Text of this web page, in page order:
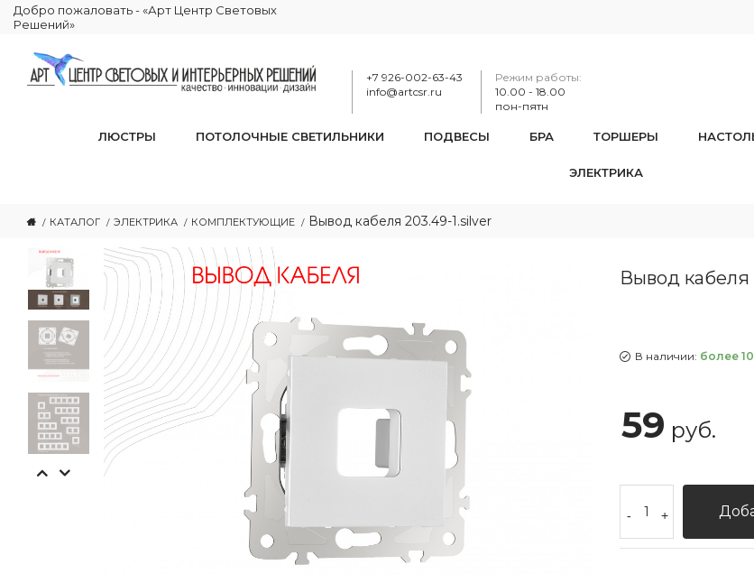
Добро пожаловать - «Арт Центр Световых
Решений»
+7 926-002-63-43
info@artcsr.ru
Режим работы:
10.00 - 18.00
пон-пятн
ЛЮСТРЫ ПОТОЛОЧНЫЕ СВЕТИЛЬНИКИ ПОДВЕСЫ БРА ТОРШЕРЫ
ЭЛЕКТРИКА
КАТАЛОГ ЭЛЕКТРИКА КОМПЛЕКТУЮЩИЕ Вывод кабеля 203.49-1.silver
Вывод кабеля
В наличии: более
59 руб.
- +